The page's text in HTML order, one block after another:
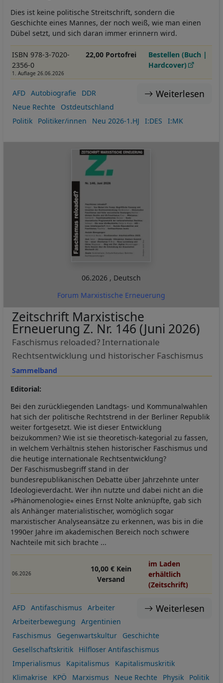
Dies ist keine politische Streitschrift, sondern die
Geschichte eines Mannes, der noch weiß, wie man einen
Dübel setzt, und sich daran immer erinnern wird.
ISBN 978-3-7020-
2356-0
1. Auflage 26.06.2026
22,00 Portofrei
Bestellen (Buch |
Hardcover)
Weiterlesen
AFD Autobiografie
DDR
Neue Rechte
Ostdeutschland
Politik
Politiker/innen Neu 2026-1.HJ I:DES I:MK
06.2026 , Deutsch
Forum Marxistische Erneuerung
Sammelband
Zeitschrift Marxistische
Erneuerung Z. Nr. 146 (Juni 2026)
Faschismus reloaded? Internationale
Rechtsentwicklung und historischer Faschismus
Editorial:
Bei den zurückliegenden Landtags- und Kommunalwahlen
hat sich der politische Rechtstrend in der Berliner Republik
weiter fortgesetzt. Wie ist dieser Entwicklung
beizukommen? Wie ist sie theoretisch-kategorial zu fassen,
in welchem Verhältnis stehen historischer Faschismus und
die heutige internationale Rechtsentwicklung?
Der Faschismusbegriff stand in der
bundesrepublikanischen Debatte über Jahrzehnte unter
Ideologieverdacht. Wer ihn nutzte und dabei nicht an die
»Phänomenologie« eines Ernst Nolte anknüpfte, gab sich
als Anhänger materialistischer, womöglich sogar
marxistischer Analyseansätze zu erkennen, was bis in die
1990er Jahre im akademischen Bereich noch schwere
Nachteile mit sich brachte ...
06.2026
10,00 € Kein
Versand
im Laden
erhältlich
(Zeitschrift)
Weiterlesen
AFD Antifaschismus
Arbeiter
Arbeiterbewegung
Argentinien
Faschismus
Gegenwartskultur
Geschichte
Gesellschaftskritik
Hilfloser Antifaschismus
Imperialismus
Kapitalismus
Kapitalismuskritik
Klimakrise
KPÖ Marxismus Neue Rechte Physik
Politik